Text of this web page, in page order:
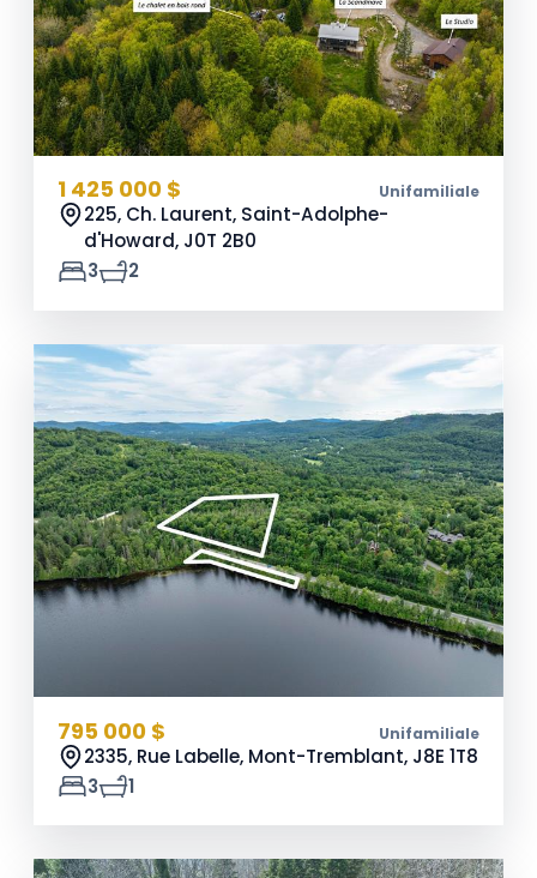
1 425 000 $ Unifamiliale
225, Ch. Laurent, Saint-Adolphe-
d'Howard, J0T 2B0
3
2
795 000 $ Unifamiliale
2335, Rue Labelle, Mont-Tremblant, J8E 1T8
3
1